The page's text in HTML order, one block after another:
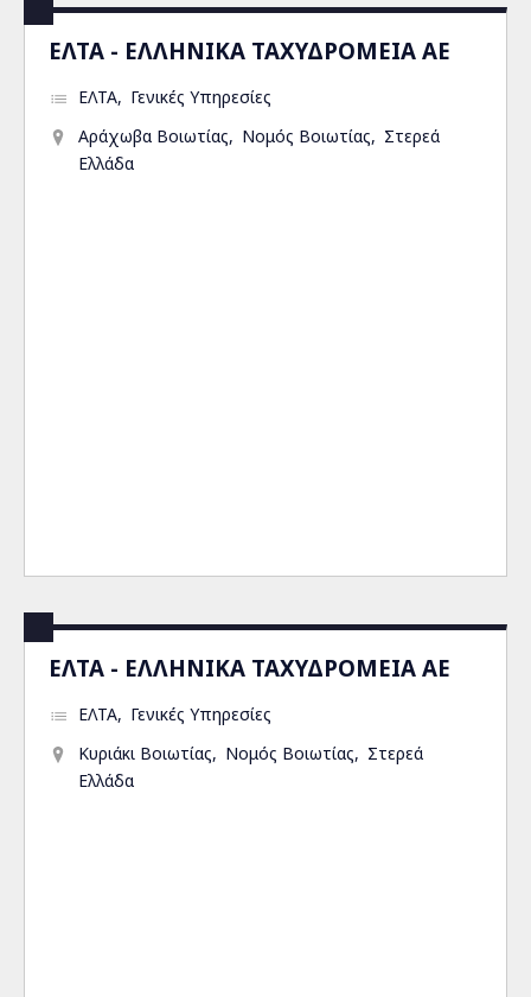
ΕΛΤΑ - ΕΛΛΗΝΙΚΑ ΤΑΧΥΔΡΟΜΕΙΑ ΑΕ
ΕΛΤΑ
Γενικές Υπηρεσίες
Αράχωβα Βοιωτίας
Νομός Βοιωτίας
Στερεά
Ελλάδα
ΕΛΤΑ - ΕΛΛΗΝΙΚΑ ΤΑΧΥΔΡΟΜΕΙΑ ΑΕ
ΕΛΤΑ
Γενικές Υπηρεσίες
Κυριάκι Βοιωτίας
Νομός Βοιωτίας
Στερεά
Ελλάδα